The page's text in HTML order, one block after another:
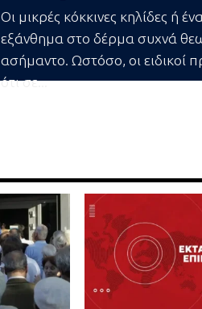
Οι μικρές κόκκινες κηλίδες ή
εξάνθημα στο δέρμα συχνά
ασήμαντο. Ωστόσο, οι ειδικοί
ότι σε...